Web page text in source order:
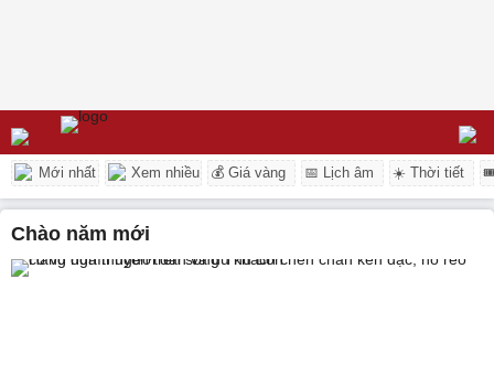
Mới nhất Xem nhiều 💰 Giá vàng 📅 Lịch âm ☀️ Thời tiết
chào năm mới